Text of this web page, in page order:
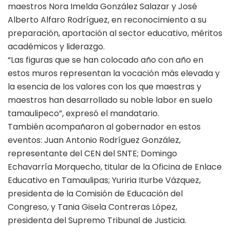
maestros Nora Imelda González Salazar y José
Alberto Alfaro Rodríguez, en reconocimiento a su
preparación, aportación al sector educativo, méritos
académicos y liderazgo.
“Las figuras que se han colocado año con año en
estos muros representan la vocación más elevada y
la esencia de los valores con los que maestras y
maestros han desarrollado su noble labor en suelo
tamaulipeco”, expresó el mandatario.
También acompañaron al gobernador en estos
eventos: Juan Antonio Rodríguez González,
representante del CEN del SNTE; Domingo
Echavarría Morquecho, titular de la Oficina de Enlace
Educativo en Tamaulipas; Yuriria Iturbe Vázquez,
presidenta de la Comisión de Educación del
Congreso, y Tania Gisela Contreras López,
presidenta del Supremo Tribunal de Justicia.